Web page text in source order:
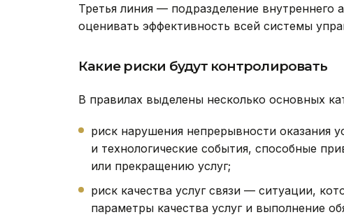
Третья линия — подразделение внутреннего
оценивать эффективность всей системы
Какие риски будут контролировать
В правилах выделены несколько основных
риск нарушения непрерывности оказания
и технологические события, способные
или прекращению услуг;
риск качества услуг связи — ситуации,
параметры качества услуг и выполнение